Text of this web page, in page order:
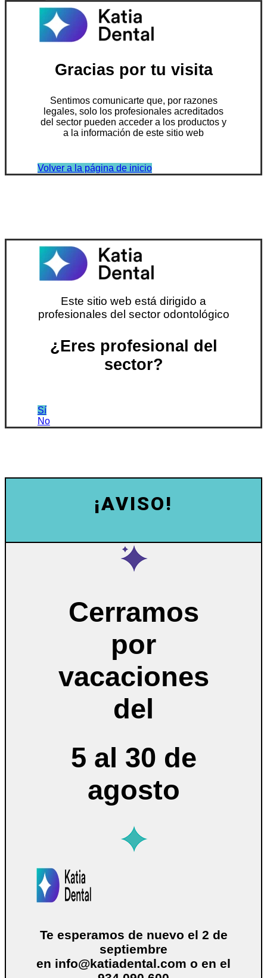
Gracias por tu visita
Sentimos comunicarte que, por razones
legales, solo los profesionales acreditados
del sector pueden acceder a los productos y
a la información de este sitio web
Volver a la página de inicio
Este sitio web está dirigido a
profesionales del sector odontológico
¿Eres profesional del
sector?
Sí
No
¡AVISO!
Cerramos
por
vacaciones
del
5 al 30 de
agosto
Te esperamos de nuevo el 2 de
septiembre
en info@katiadental.com o en el